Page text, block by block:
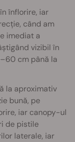
înflorire, iar
când am
imediat a
vizibil în
cm până la
la aproximativ
bună, pe
iar canopy-ul
de pistile
laterale, iar